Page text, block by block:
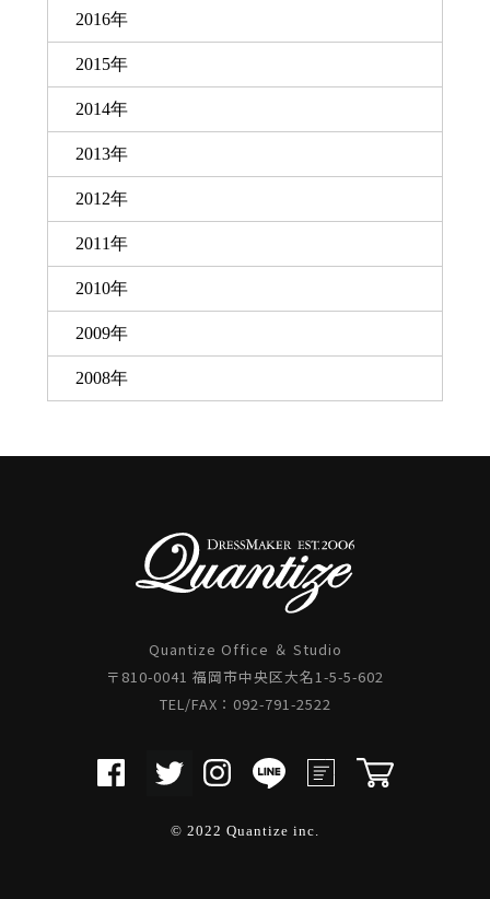
2016年
2015年
2014年
2013年
2012年
2011年
2010年
2009年
2008年
Quantize Office ＆ Studio
〒810-0041 福岡市中央区大名1-5-5-602
TEL/FAX：092-791-2522
© 2022 Quantize inc.